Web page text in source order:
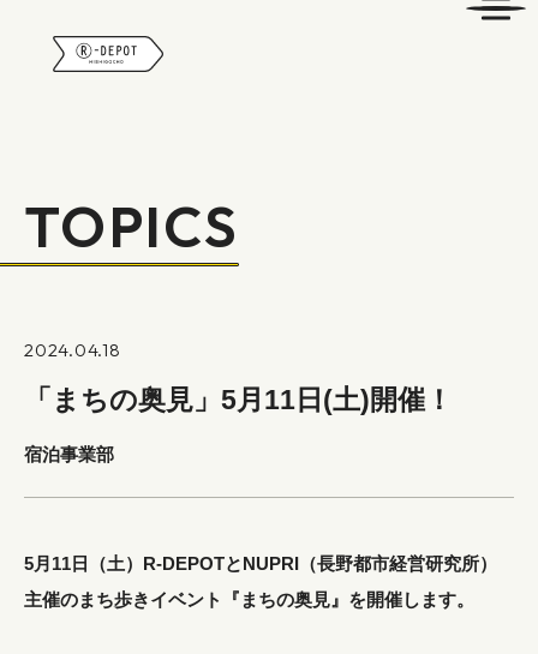
TOPICS
2024.04.18
「まちの奥見」5月11日(土)開催！
宿泊事業部
5月11日（土）R-DEPOTとNUPRI（長野都市経営研究所）
主催のまち歩きイベント『まちの奥見』を開催します。